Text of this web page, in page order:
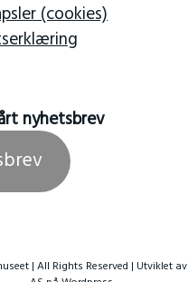
(cookies)
nyhetsbrev
| All Rights Reserved | Utviklet av